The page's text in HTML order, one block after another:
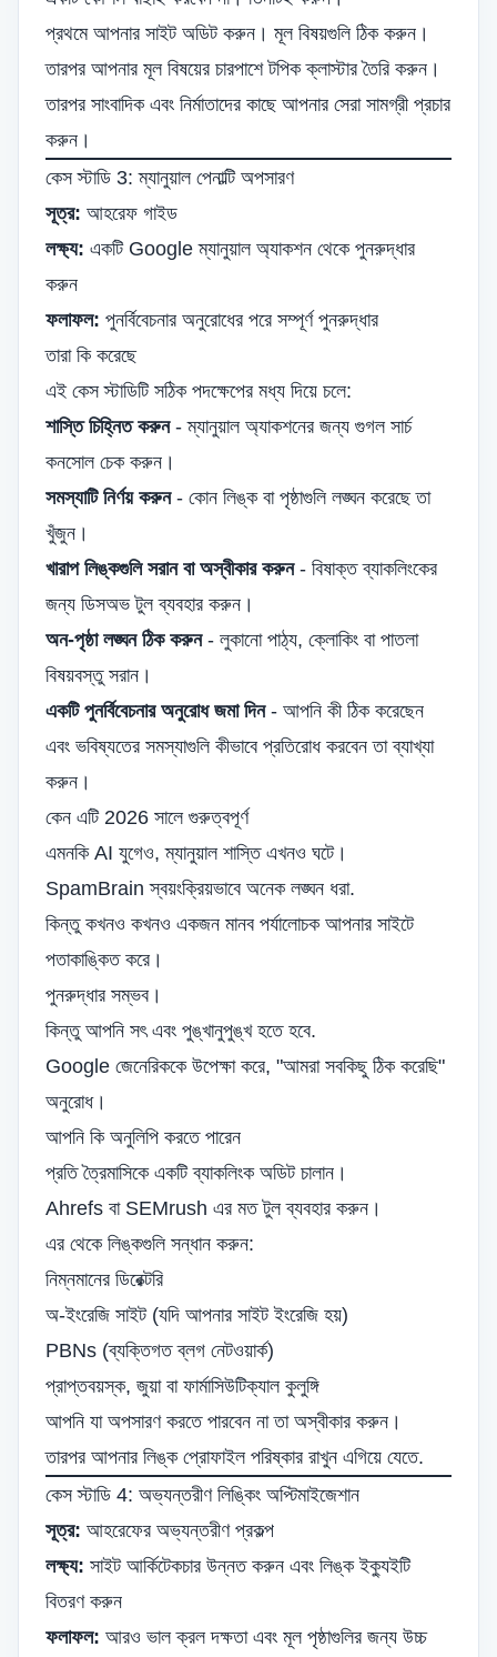
প্রথমে আপনার সাইট অডিট করুন। মূল বিষয়গুলি ঠিক করুন।
তারপর আপনার মূল বিষয়ের চারপাশে টপিক ক্লাস্টার তৈরি করুন।
তারপর সাংবাদিক এবং নির্মাতাদের কাছে আপনার সেরা সামগ্রী প্রচার
করুন।
কেস স্টাডি 3: ম্যানুয়াল পেনাল্টি অপসারণ
সূত্র: আহরেফ গাইড
লক্ষ্য: একটি Google ম্যানুয়াল অ্যাকশন থেকে পুনরুদ্ধার
করুন
ফলাফল: পুনর্বিবেচনার অনুরোধের পরে সম্পূর্ণ পুনরুদ্ধার
তারা কি করেছে
এই কেস স্টাডিটি সঠিক পদক্ষেপের মধ্য দিয়ে চলে:
শাস্তি চিহ্নিত করুন- ম্যানুয়াল অ্যাকশনের জন্য গুগল সার্চ
কনসোল চেক করুন।
সমস্যাটি নির্ণয় করুন- কোন লিঙ্ক বা পৃষ্ঠাগুলি লঙ্ঘন করেছে তা
খুঁজুন।
খারাপ লিঙ্কগুলি সরান বা অস্বীকার করুন- বিষাক্ত ব্যাকলিংকের
জন্য ডিসঅভ টুল ব্যবহার করুন।
অন-পৃষ্ঠা লঙ্ঘন ঠিক করুন- লুকানো পাঠ্য, ক্লোকিং বা পাতলা
বিষয়বস্তু সরান।
একটি পুনর্বিবেচনার অনুরোধ জমা দিন- আপনি কী ঠিক করেছেন
এবং ভবিষ্যতের সমস্যাগুলি কীভাবে প্রতিরোধ করবেন তা ব্যাখ্যা
করুন।
কেন এটি 2026 সালে গুরুত্বপূর্ণ
এমনকি AI যুগেও, ম্যানুয়াল শাস্তি এখনও ঘটে।
SpamBrain স্বয়ংক্রিয়ভাবে অনেক লঙ্ঘন ধরা.
কিন্তু কখনও কখনও একজন মানব পর্যালোচক আপনার সাইটে
পতাকাঙ্কিত করে।
পুনরুদ্ধার সম্ভব।
কিন্তু আপনি সৎ এবং পুঙ্খানুপুঙ্খ হতে হবে.
Google জেনেরিককে উপেক্ষা করে, "আমরা সবকিছু ঠিক করেছি"
অনুরোধ।
আপনি কি অনুলিপি করতে পারেন
প্রতি ত্রৈমাসিকে একটি ব্যাকলিংক অডিট চালান।
Ahrefs বা SEMrush এর মত টুল ব্যবহার করুন।
এর থেকে লিঙ্কগুলি সন্ধান করুন:
নিম্নমানের ডিরেক্টরি
অ-ইংরেজি সাইট (যদি আপনার সাইট ইংরেজি হয়)
PBNs (ব্যক্তিগত ব্লগ নেটওয়ার্ক)
প্রাপ্তবয়স্ক, জুয়া বা ফার্মাসিউটিক্যাল কুলুঙ্গি
আপনি যা অপসারণ করতে পারবেন না তা অস্বীকার করুন।
তারপর আপনার লিঙ্ক প্রোফাইল পরিষ্কার রাখুন এগিয়ে যেতে.
কেস স্টাডি 4: অভ্যন্তরীণ লিঙ্কিং অপ্টিমাইজেশান
সূত্র: আহরেফের অভ্যন্তরীণ প্রকল্প
লক্ষ্য: সাইট আর্কিটেকচার উন্নত করুন এবং লিঙ্ক ইক্যুইটি
বিতরণ করুন
ফলাফল: আরও ভাল ক্রল দক্ষতা এবং মূল পৃষ্ঠাগুলির জন্য উচ্চ